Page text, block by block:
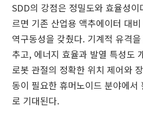
SDD의 강점은 정밀도와 효율성
르면 기존 산업용 액추에이터 대
역구동성을 갖췄다. 기계적 유격
추고, 에너지 효율과 발열 특성도
로봇 관절의 정확한 위치 제어와
동이 필요한 휴머노이드 분야에서
로 기대된다.